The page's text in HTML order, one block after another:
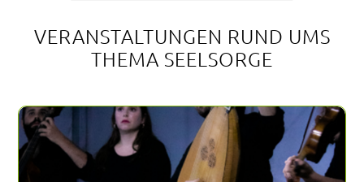
VERANSTALTUNGEN RUND UMS
THEMA SEELSORGE